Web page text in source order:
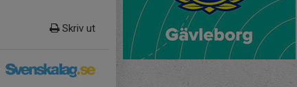
Skriv ut